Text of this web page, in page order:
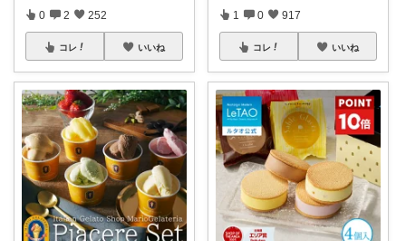
0 2 252
コレ いいね
1 0 917
コレ いいね